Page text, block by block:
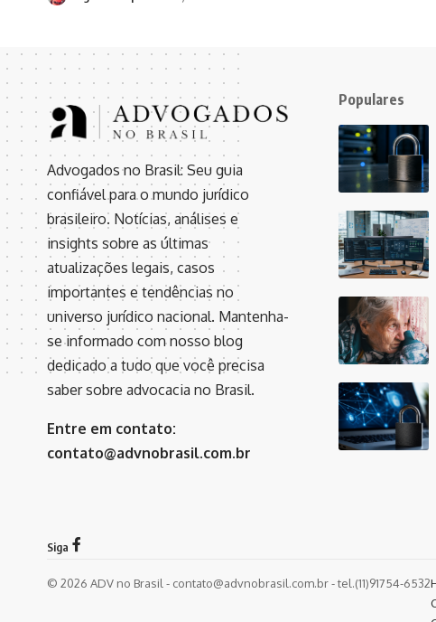
Advogados no Brasil: Seu guia
confiável para o mundo jurídico
brasileiro. Notícias, análises e
insights sobre as últimas
atualizações legais, casos
importantes e tendências no
universo jurídico nacional. Mantenha-
se informado com nosso blog
dedicado a tudo que você precisa
saber sobre advocacia no Brasil.
Entre em contato:
contato@advnobrasil.com.br
Populares
Siga
© 2026 ADV no Brasil - contato@advnobrasil.com.br- tel.(11)91754-6532